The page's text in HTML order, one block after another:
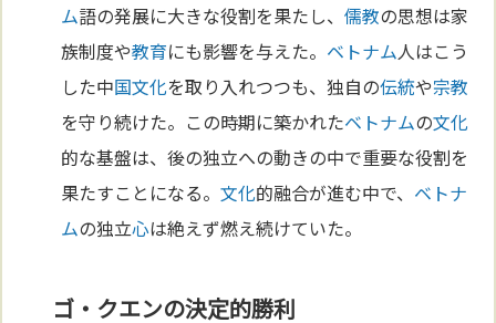
ム語の発展に大きな役割を果たし、儒教の思想は家
族制度や教育にも影響を与えた。 ベトナム人はこう
した中国文化を取り入れつつも、独自の伝統や宗教
を守り続けた。この時期に築かれたベトナムの文化
的な基盤は、後の独立への動きの中で重要な役割を
果たすことになる。文化的融合が進む中で、 ベトナ
ムの独立心は絶えず燃え続けていた。
ゴ・クエンの決定的勝利